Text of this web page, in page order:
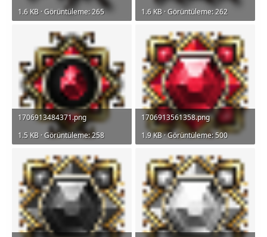
1.6 KB · Görüntüleme: 265
1.6 KB · Görüntüleme: 262
1706913484371.png
1.5 KB · Görüntüleme: 258
1706913561358.png
1.9 KB · Görüntüleme: 500